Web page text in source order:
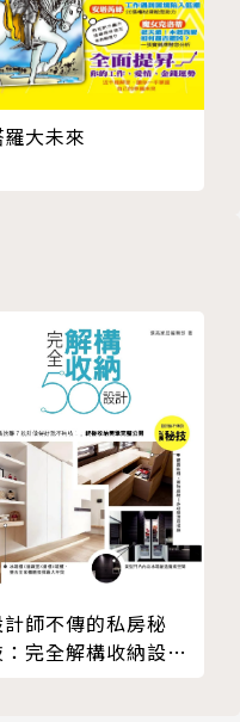
界的樂天日記。
V式時尚，揭露V個
，出道26年，懷孕期
段因臥床安胎而啓動的
她如何以專屬的Ｖ式幽
勇敢的一頁！
大未來
計師不傳的私房秘
完全解構收納設計